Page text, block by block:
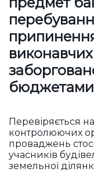
Перевіряється
контролюючих
проваджень
учасників
земельної